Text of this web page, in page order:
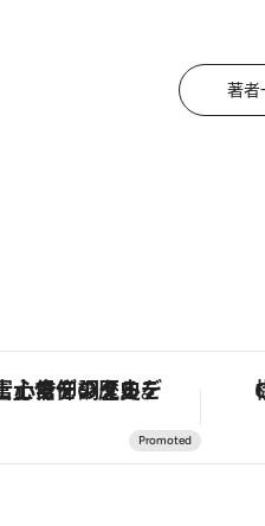
著者
タルデトックス。冨士信仰の歴史を辿り、心身を調える。